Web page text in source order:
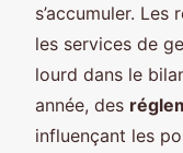
s’accumuler.
les services de
lourd dans le
année, des
influençant les